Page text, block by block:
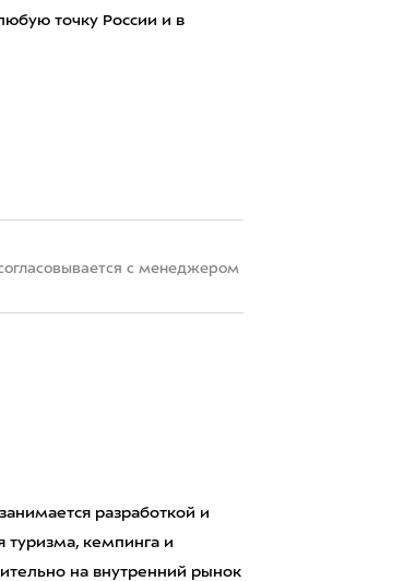
точку России и в
с менеджером
разработкой и
туризма, кемпинга и
на внутренний рынок